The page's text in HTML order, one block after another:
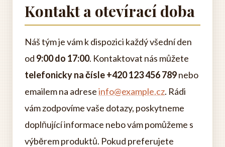
Kontakt a otevírací doba
Náš tým je vám k dispozici každý všední den
od 9:00 do 17:00. Kontaktovat nás můžete
telefonicky na čísle +420 123 456 789nebo
emailem na adreseinfo@example.cz. Rádi
vám zodpovíme vaše dotazy, poskytneme
doplňující informace nebo vám pomůžeme s
výběrem produktů. Pokud preferujete